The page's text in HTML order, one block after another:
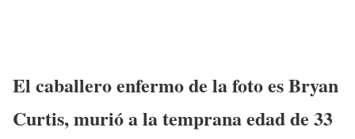
El caballero enfermo de la foto es Bryan
Curtis, murió a la temprana edad de 33